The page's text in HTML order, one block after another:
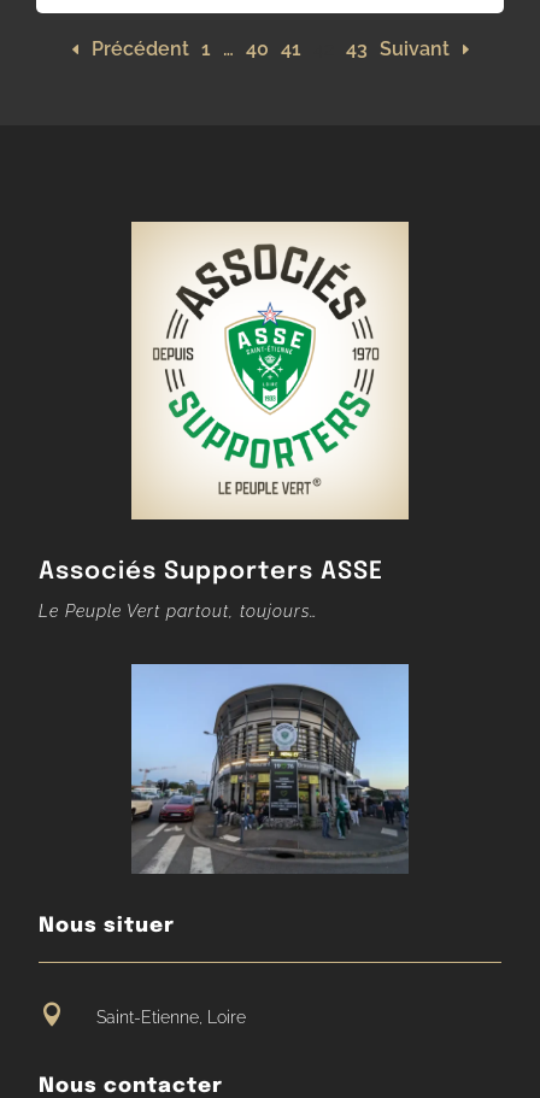
Précédent 1 … 40 41 43 Suivant
Associés Supporters ASSE
Le Peuple Vert partout, toujours…
Nous situer
 Saint-Etienne, Loire
Nous contacter